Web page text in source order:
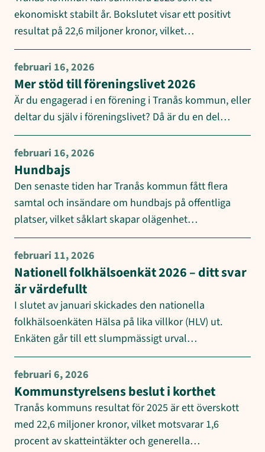
ekonomiskt stabilt år. Bokslutet visar ett positivt
resultat på 22,6 miljoner kronor, vilket…
februari 16, 2026
Mer stöd till föreningslivet 2026
Är du engagerad i en förening i Tranås kommun, eller
deltar du själv i föreningslivet? Då är du en del…
februari 16, 2026
Hundbajs
Den senaste tiden har Tranås kommun fått flera
samtal och insändare om hundbajs på offentliga
platser, vilket såklart skapar olägenhet…
februari 11, 2026
Nationell folkhälsoenkät 2026 – ditt svar
är värdefullt
I slutet av januari skickades den nationella
folkhälsoenkäten Hälsa på lika villkor (HLV) ut.
Enkäten går till ett slumpmässigt urval…
februari 6, 2026
Kommunstyrelsens beslut i korthet
Tranås kommuns resultat för 2025 är ett överskott
med 22,6 miljoner kronor, vilket motsvarar 1,6
procent av skatteintäkter och generella…